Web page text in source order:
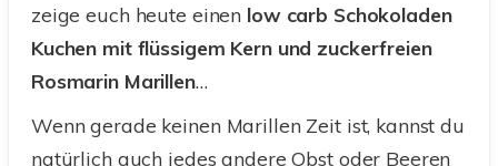
zeige euch heute einen low carb Schokoladen
Kuchen mit flüssigem Kern und zuckerfreien
Rosmarin Marillen…
Wenn gerade keinen Marillen Zeit ist, kannst du
natürlich auch jedes andere Obst oder Beeren